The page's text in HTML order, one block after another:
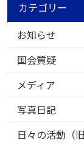
カテゴリー
お知らせ
国会質疑
メディア
写真日記
日々の活動（旧